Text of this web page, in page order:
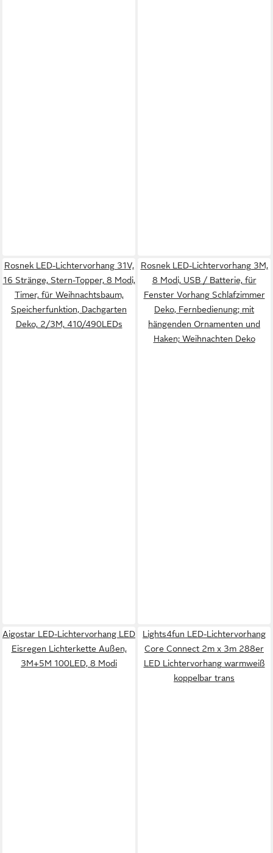
Rosnek LED-Lichtervorhang 31V,
16 Stränge, Stern-Topper, 8 Modi,
Timer, für Weihnachtsbaum,
Speicherfunktion, Dachgarten
Deko, 2/3M, 410/490LEDs
Rosnek LED-Lichtervorhang 3M,
8 Modi, USB / Batterie, für
Fenster Vorhang Schlafzimmer
Deko, Fernbedienung; mit
hängenden Ornamenten und
Haken; Weihnachten Deko
Aigostar LED-Lichtervorhang LED
Eisregen Lichterkette Außen,
3M+5M 100LED, 8 Modi
Lights4fun LED-Lichtervorhang
Core Connect 2m x 3m 288er
LED Lichtervorhang warmweiß
koppelbar trans